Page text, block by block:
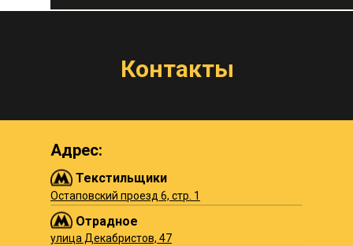
Контакты
Адрес:
улица Декабристов, 47
Остаповский проезд 6, стр. 1
Текстильщики
Отрадное